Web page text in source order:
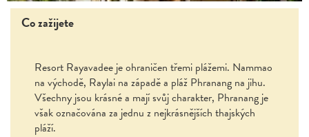
Co zažijete
Resort Rayavadee je ohraničen třemi plážemi. Nammao
na východě, Raylai na západě a pláž Phranang na jihu.
Všechny jsou krásné a mají svůj charakter, Phranang je
však označována za jednu z nejkrásnějších thajských
pláží.